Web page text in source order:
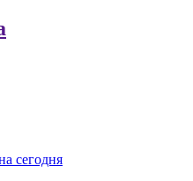
сегодня